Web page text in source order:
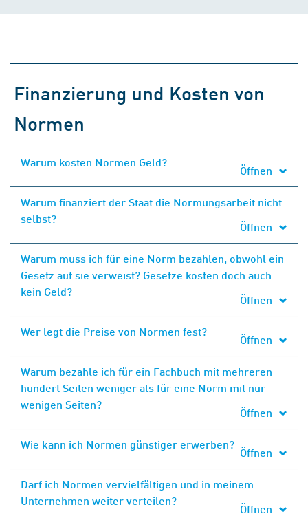
Finanzierung und Kosten von
Normen
Warum kosten Normen Geld?
Öffnen
Warum finanziert der Staat die Normungsarbeit nicht
selbst?
Öffnen
Warum muss ich für eine Norm bezahlen, obwohl ein
Gesetz auf sie verweist? Gesetze kosten doch auch
kein Geld?
Öffnen
Wer legt die Preise von Normen fest?
Öffnen
Warum bezahle ich für ein Fachbuch mit mehreren
hundert Seiten weniger als für eine Norm mit nur
wenigen Seiten?
Öffnen
Wie kann ich Normen günstiger erwerben?
Öffnen
Darf ich Normen vervielfältigen und in meinem
Unternehmen weiter verteilen?
Öffnen